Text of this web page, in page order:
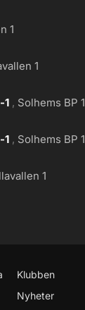
1
1
1 Solhems BP 1
1 Solhems BP 1
1
Klubben
Nyheter